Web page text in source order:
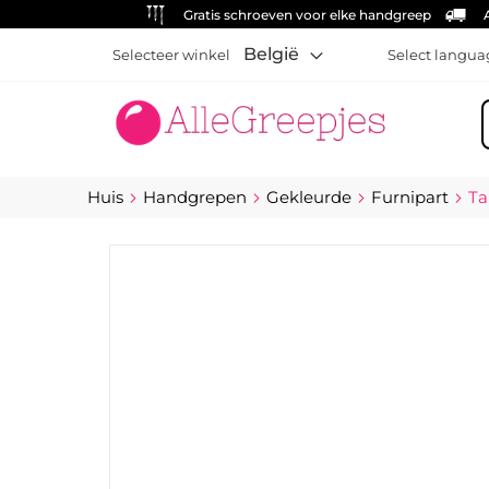
Gratis schroeven voor elke handgreep
Selecteer winkel België Select
Huis Handgrepen Gekleurde Furnipart